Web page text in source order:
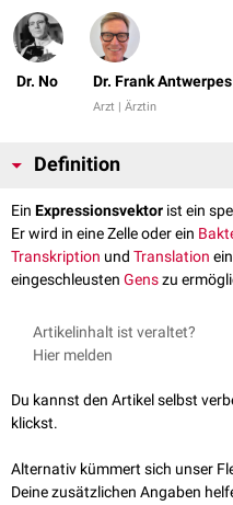
Dr. No Dr. Frank Antwerpes
Arzt | Ärztin
Definition
Ein Expressionsvektor ist ein
Er wird in eine Zelle oder ein
Transkription und Translation
eingeschleusten Genszu
Artikelinhalt ist veraltet?
Hier melden
Du kannst den Artikel selbst
klickst.
Alternativ kümmert sich unser
Deine zusätzlichen Angaben